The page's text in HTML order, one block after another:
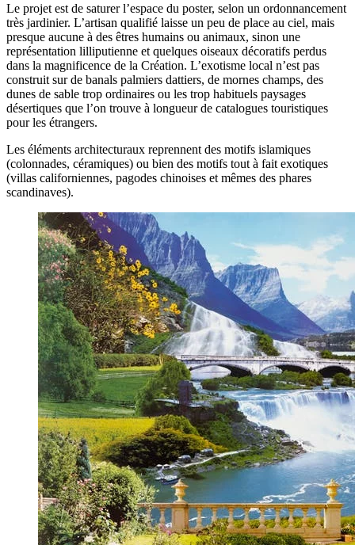
Le projet est de saturer l’espace du poster, selon un ordonnancement
très jardinier. L’artisan qualifié laisse un peu de place au ciel, mais
presque aucune à des êtres humains ou animaux, sinon une
représentation lilliputienne et quelques oiseaux décoratifs perdus
dans la magnificence de la Création. L’exotisme local n’est pas
construit sur de banals palmiers dattiers, de mornes champs, des
dunes de sable trop ordinaires ou les trop habituels paysages
désertiques que l’on trouve à longueur de catalogues touristiques
pour les étrangers.
Les éléments architecturaux reprennent des motifs islamiques
(colonnades, céramiques) ou bien des motifs tout à fait exotiques
(villas californiennes, pagodes chinoises et mêmes des phares
scandinaves).